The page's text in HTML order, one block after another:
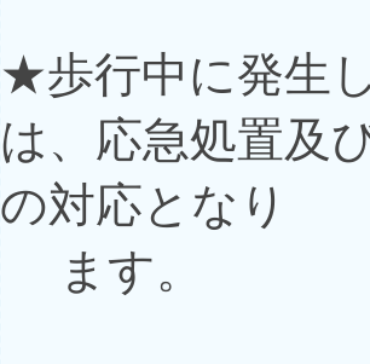
★歩行中に発生
は、応急処置及
の対応となり
ます。